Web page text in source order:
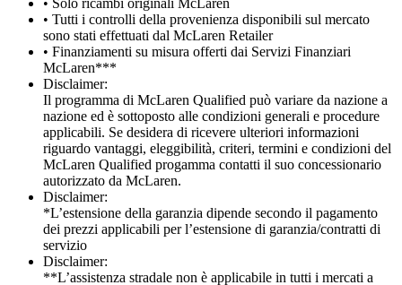
• Tutti i controlli della provenienza disponibili sul mercato
sono stati effettuati dal McLaren Retailer
• Finanziamenti su misura offerti dai Servizi Finanziari
McLaren***
Disclaimer:
Il programma di McLaren Qualified può variare da nazione a
nazione ed è sottoposto alle condizioni generali e procedure
applicabili. Se desidera di ricevere ulteriori informazioni
riguardo vantaggi, eleggibilità, criteri, termini e condizioni del
McLaren Qualified progamma contatti il suo concessionario
autorizzato da McLaren.
Disclaimer:
*L’estensione della garanzia dipende secondo il pagamento
dei prezzi applicabili per l’estensione di garanzia/contratti di
servizio
Disclaimer:
**L’assistenza stradale non è applicabile in tutti i mercati a